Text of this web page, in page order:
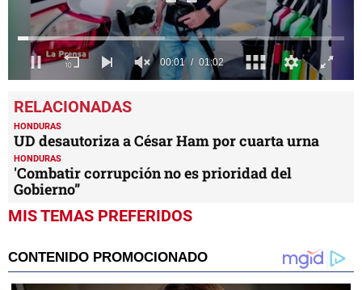
seconds
of
1
minute,
seconds
HONDURAS
UD desautoriza a César Ham por cuarta urna
HONDURAS
'Combatir corrupción no es prioridad del
Gobierno”
MIS TEMAS PREFERIDOS